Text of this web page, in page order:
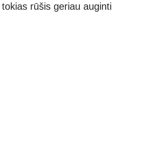
rūšis geriau auginti